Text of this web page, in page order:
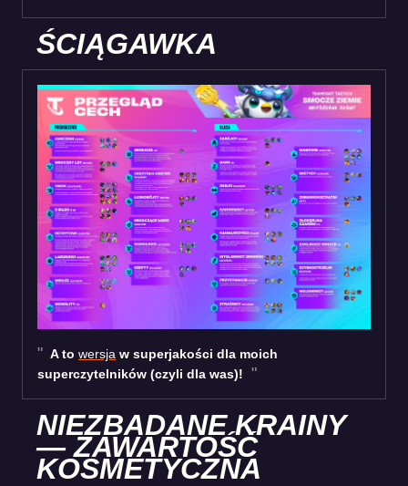
ŚCIĄGAWKA
A to wersja w superjakości dla moich
superczytelników (czyli dla was)!
NIEZBADANE KRAINY
— ZAWARTOŚĆ
KOSMETYCZNA